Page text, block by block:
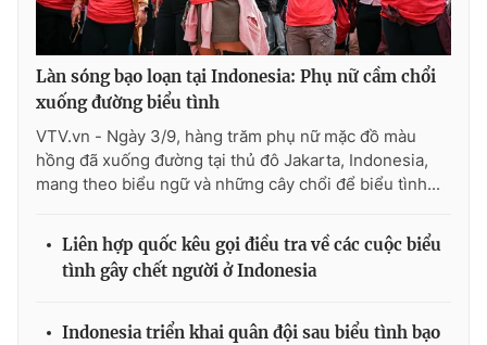
Làn sóng bạo loạn tại Indonesia: Phụ nữ cầm chổi
xuống đường biểu tình
VTV.vn - Ngày 3/9, hàng trăm phụ nữ mặc đồ màu
hồng đã xuống đường tại thủ đô Jakarta, Indonesia,
mang theo biểu ngữ và những cây chổi để biểu tình...
Liên hợp quốc kêu gọi điều tra về các cuộc biểu
tình gây chết người ở Indonesia
Indonesia triển khai quân đội sau biểu tình bạo